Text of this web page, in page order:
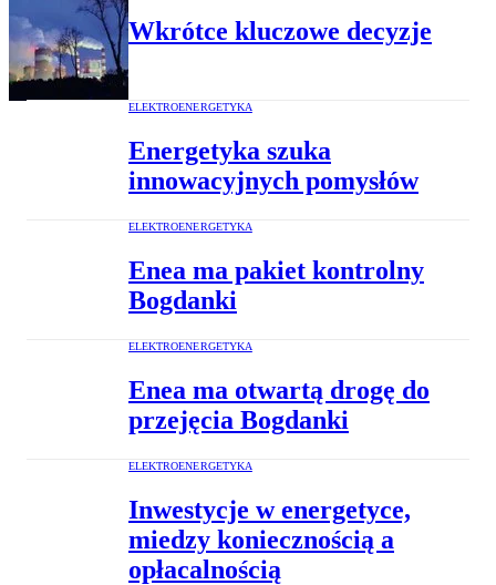
Wkrótce kluczowe decyzje
ELEKTROENERGETYKA
Energetyka szuka
innowacyjnych pomysłów
ELEKTROENERGETYKA
Enea ma pakiet kontrolny
Bogdanki
ELEKTROENERGETYKA
Enea ma otwartą drogę do
przejęcia Bogdanki
ELEKTROENERGETYKA
Inwestycje w energetyce,
miedzy koniecznością a
opłacalnością